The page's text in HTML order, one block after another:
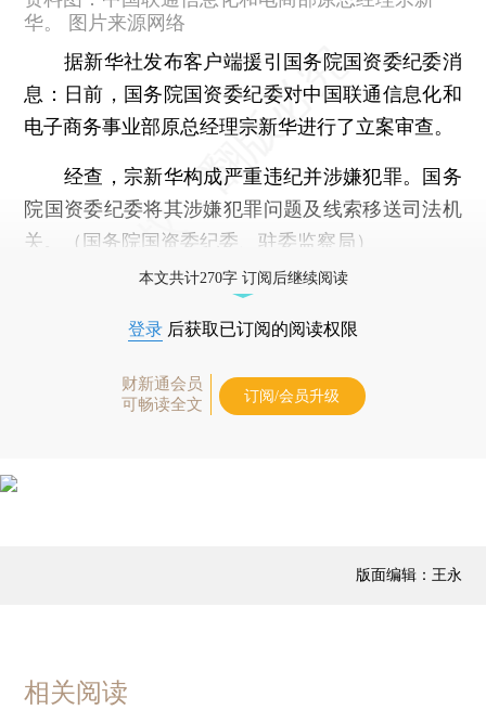
华。 图片来源网络
据新华社发布客户端援引国务院国资委纪委消
息：日前，国务院国资委纪委对中国联通信息化和
电子商务事业部原总经理宗新华进行了立案审查。
经查，宗新华构成严重违纪并涉嫌犯罪。国务
院国资委纪委将其涉嫌犯罪问题及线索移送司法机
关。（国务院国资委纪委、驻委监察局）
本文共计270字 订阅后继续阅读
登录 后获取已订阅的阅读权限
财新通会员
可畅读全文
订阅/会员升级
版面编辑：王永
相关阅读